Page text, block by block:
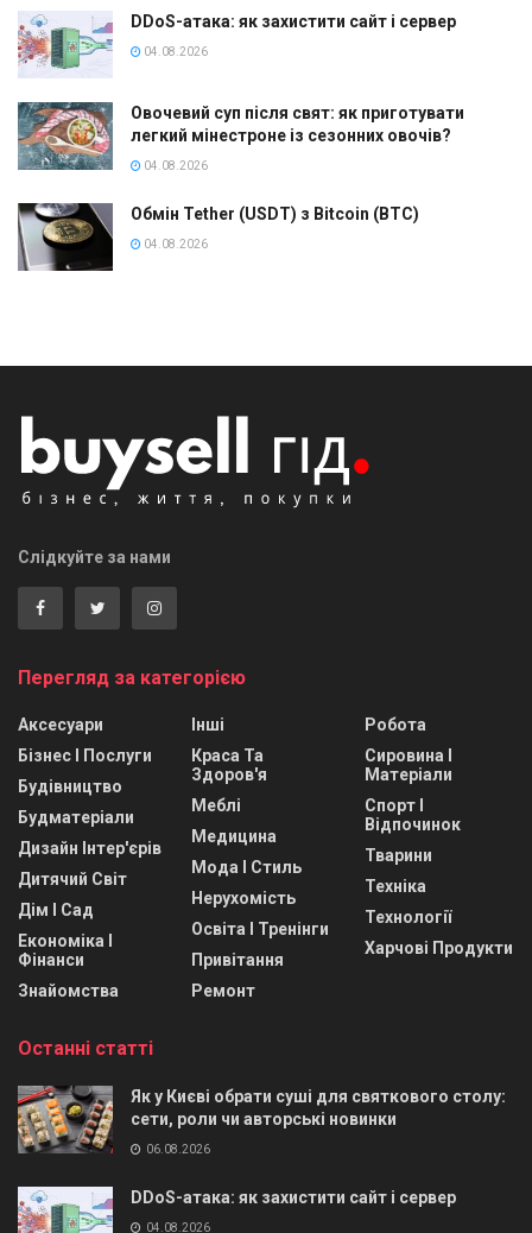
DDoS-атака: як захистити сайт і сервер
04.08.2026
Овочевий суп після свят: як приготувати
легкий мінестроне із сезонних овочів?
04.08.2026
Обмін Tether (USDT) з Bitcoin (BTC)
04.08.2026
Слідкуйте за нами
Перегляд за категорією
Аксесуари
Бізнес І Послуги
Будівництво
Будматеріали
Дизайн Інтер'єрів
Дитячий Світ
Дім І Сад
Економіка І
Фінанси
Знайомства
Інші
Краса Та
Здоров'я
Меблі
Медицина
Мода І Стиль
Нерухомість
Освіта І Тренінги
Привітання
Ремонт
Робота
Сировина І
Матеріали
Спорт І
Відпочинок
Тварини
Техніка
Технології
Харчові Продукти
Останні статті
Як у Києві обрати суші для святкового столу:
сети, роли чи авторські новинки
06.08.2026
DDoS-атака: як захистити сайт і сервер
04.08.2026